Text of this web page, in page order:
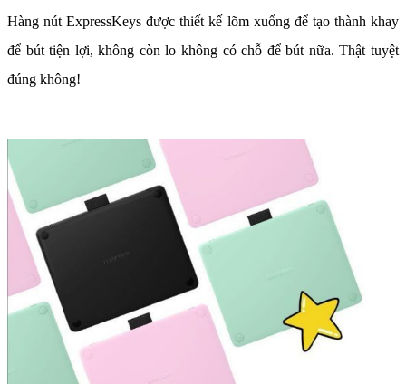
Hàng nút ExpressKeys được thiết kế lõm xuống để tạo thành khay
để bút tiện lợi, không còn lo không có chỗ để bút nữa. Thật tuyệt
đúng không!